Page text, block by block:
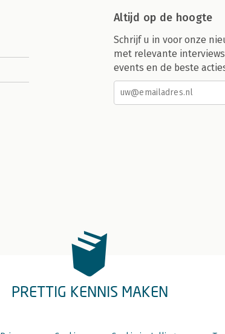
Altijd op de hoogte
Schrijf u in voor onze
met relevante
events en de beste
PRETTIG KENNIS MAKEN